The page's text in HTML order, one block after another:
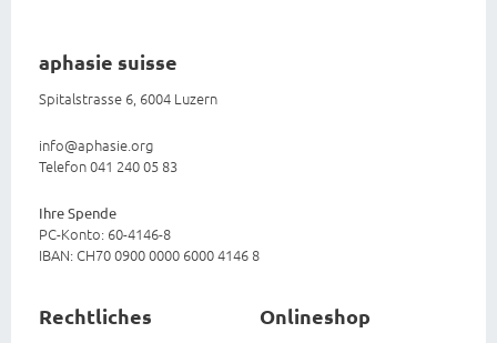
aphasie suisse
Spitalstrasse 6, 6004 Luzern
info@aphasie.org
Telefon 041 240 05 83
Ihre Spende
PC-Konto: 60-4146-8
IBAN: CH70 0900 0000 6000 4146 8
Rechtliches Onlineshop